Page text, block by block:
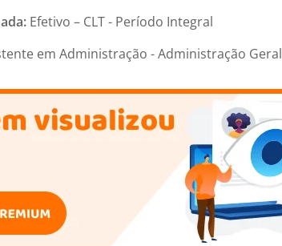
Efetivo – CLT - Período Integral
em Administração - Administração Geral